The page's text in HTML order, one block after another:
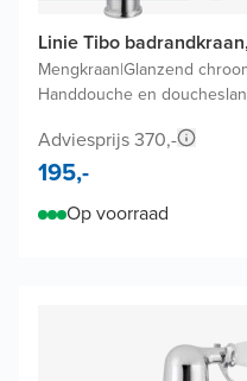
Linie Tibo
Mengkraan|Glanzend
Handdouche en
Adviesprijs 370,-
195,-
Op voorraad